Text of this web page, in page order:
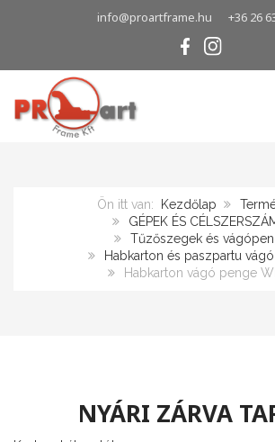
info@proartframe.hu +36 26
Ön itt van: Kezdőlap
GÉPEK ÉS
Tűzőszegek és
Habkarton és paszpartu
Habkarton vágó penge
NYÁRI ZÁRVA